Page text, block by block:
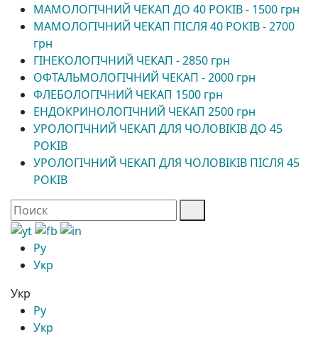
МАМОЛОГІЧНИЙ ЧЕКАП ДО 40 РОКІВ - 1500 грн
МАМОЛОГІЧНИЙ ЧЕКАП ПІСЛЯ 40 РОКІВ - 2700
грн
ГІНЕКОЛОГІЧНИЙ ЧЕКАП - 2850 грн
ОФТАЛЬМОЛОГІЧНИЙ ЧЕКАП - 2000 грн
ФЛЕБОЛОГІЧНИЙ ЧЕКАП 1500 грн
ЕНДОКРИНОЛОГІЧНИЙ ЧЕКАП 2500 грн
УРОЛОГІЧНИЙ ЧЕКАП ДЛЯ ЧОЛОВІКІВ ДО 45
РОКІВ
УРОЛОГІЧНИЙ ЧЕКАП ДЛЯ ЧОЛОВІКІВ ПІСЛЯ 45
РОКІВ
Ру
Укр
Укр
Ру
Укр